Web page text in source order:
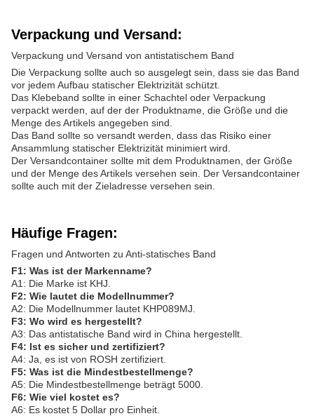
Verpackung und Versand:
Verpackung und Versand von antistatischem Band
Die Verpackung sollte auch so ausgelegt sein, dass sie das Band
vor jedem Aufbau statischer Elektrizität schützt.
Das Klebeband sollte in einer Schachtel oder Verpackung
verpackt werden, auf der der Produktname, die Größe und die
Menge des Artikels angegeben sind.
Das Band sollte so versandt werden, dass das Risiko einer
Ansammlung statischer Elektrizität minimiert wird.
Der Versandcontainer sollte mit dem Produktnamen, der Größe
und der Menge des Artikels versehen sein. Der Versandcontainer
sollte auch mit der Zieladresse versehen sein.
Häufige Fragen:
Fragen und Antworten zu Anti-statisches Band
F1: Was ist der Markenname?
A1: Die Marke ist KHJ.
F2: Wie lautet die Modellnummer?
A2: Die Modellnummer lautet KHP089MJ.
F3: Wo wird es hergestellt?
A3: Das antistatische Band wird in China hergestellt.
F4: Ist es sicher und zertifiziert?
A4: Ja, es ist von ROSH zertifiziert.
F5: Was ist die Mindestbestellmenge?
A5: Die Mindestbestellmenge beträgt 5000.
F6: Wie viel kostet es?
A6: Es kostet 5 Dollar pro Einheit.